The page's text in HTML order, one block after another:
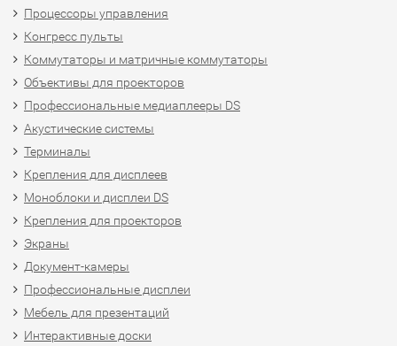
Процессоры управления
Конгресс пульты
Коммутаторы и матричные коммутаторы
Объективы для проекторов
Профессиональные медиаплееры DS
Акустические системы
Терминалы
Крепления для дисплеев
Моноблоки и дисплеи DS
Крепления для проекторов
Экраны
Документ-камеры
Профессиональные дисплеи
Мебель для презентаций
Интерактивные доски